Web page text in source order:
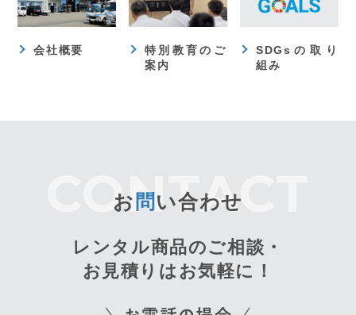
会社概要
特別教育のご
案内
SDGsの取り
組み
お 問 い合わせ
レンタル商品のご相談・
お見積りはお気軽に！